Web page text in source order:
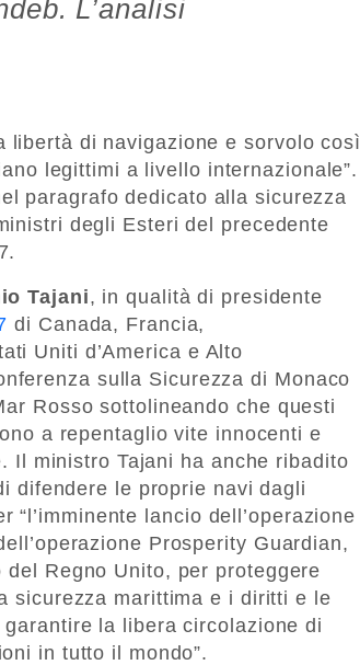
L’analisi
libertà di navigazione e sorvolo così
legittimi a livello internazionale”.
paragrafo dedicato alla sicurezza
degli Esteri del precedente
Tajani, in qualità di presidente
di Canada, Francia,
Uniti d’America e Alto
sulla Sicurezza di Monaco
Rosso sottolineando che questi
a repentaglio vite innocenti e
Il ministro Tajani ha anche ribadito
difendere le proprie navi dagli
lancio dell’operazione
Prosperity Guardian,
Regno Unito, per proteggere
sicurezza marittima e i diritti e le
la libera circolazione di
in tutto il mondo”.